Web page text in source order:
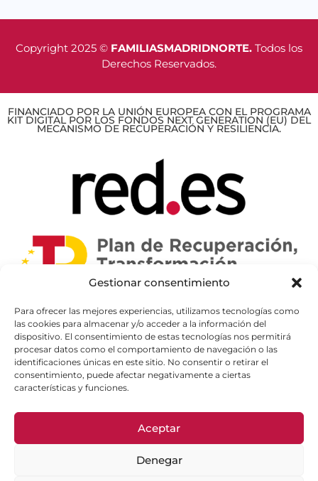
Gestionar consentimiento
Para ofrecer las mejores experiencias, utilizamos tecnologías como
las cookies para almacenar y/o acceder a la información del
dispositivo. El consentimiento de estas tecnologías nos permitirá
procesar datos como el comportamiento de navegación o las
identificaciones únicas en este sitio. No consentir o retirar el
consentimiento, puede afectar negativamente a ciertas
características y funciones.
Aceptar
Denegar
Copyright 2025 © FAMILIASMADRIDNORTE. Todos los
Derechos Reservados.
FINANCIADO POR LA UNIÓN EUROPEA CON EL PROGRAMA
KIT DIGITAL POR LOS FONDOS NEXT GENERATION (EU) DEL
MECANISMO DE RECUPERACIÓN Y RESILIENCIA.